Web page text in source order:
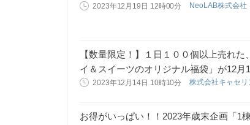
2023年12月19日 12時00分 NeoLAB株式会社
【数量限定！】１日１００個以上売れ
イ＆スイーツのオリジナル福袋」が12月
2023年12月14日 10時10分 株式会社キャセリ
お得がいっぱい！！2023年歳末企画「1